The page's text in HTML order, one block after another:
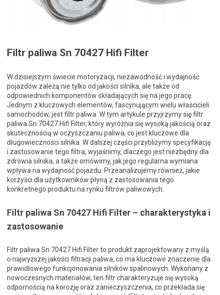
Filtr paliwa Sn 70427 Hifi Filter
W dzisiejszym świecie motoryzacji, niezawodność i wydajność
pojazdów zależą nie tylko od jakości silnika, ale także od
odpowiednich komponentów składających się na jego pracę.
Jednym z kluczowych elementów, fascynującym wielu właścicieli
samochodów, jest filtr paliwa. W tym artykule przyjrzymy się filtr
paliwa Sn 70427 Hifi Filter, który wyróżnia się wysoką jakością oraz
skutecznością w oczyszczaniu paliwa, co jest kluczowe dla
długowieczności silnika. W dalszej części przybliżymy specyfikację
i zastosowanie tego filtra, wyjaśnimy, dlaczego jest niezbędny dla
zdrowia silnika, a także omówimy, jak jego regularna wymiana
wpływa na wydajność pojazdu. Przeanalizujemy również, jakie
korzyści dla użytkowników płyną z zastosowania tego
konkretnego produktu na rynku filtrów paliwowych.
Filtr paliwa Sn 70427 Hifi Filter – charakterystyka i
zastosowanie
Filtr paliwa Sn 70427 Hifi Filter to produkt zaprojektowany z myślą
o najwyższej jakości filtracji paliwa, co ma kluczowe znaczenie dla
prawidłowego funkcjonowania silników spalinowych. Wykonany z
nowoczesnych materiałów, ten filtr charakteryzuje się wysoką
odpornością na korozję oraz zanieczyszczenia, co przekłada się